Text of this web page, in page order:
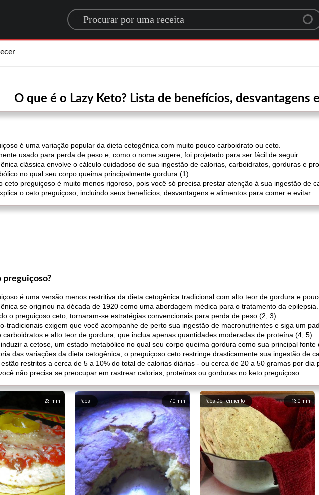
Search for a recipe
O que é o Lazy Keto? Lista de benefícios, desvantagens
é uma variação popular da dieta cetogênica com muito pouco carboidrato ou ceto.
usado para perda de peso e, como o nome sugere, foi projetado para ser fácil de seguir.
clássica envolve o cálculo cuidadoso de sua ingestão de calorias, carboidratos, gorduras e
no qual seu corpo queima principalmente gordura (1).
ceto preguiçoso é muito menos rigoroso, pois você só precisa prestar atenção à sua ingestão de
o ceto preguiçoso, incluindo seus benefícios, desvantagens e alimentos para comer e evitar.
preguiçoso?
é uma versão menos restritiva da dieta cetogênica tradicional com alto teor de gordura e
se originou na década de 1920 como uma abordagem médica para o tratamento da
o preguiçoso ceto, tornaram-se estratégias convencionais para perda de peso (2, 3).
tradicionais exigem que você acompanhe de perto sua ingestão de macronutrientes e siga um
carboidratos e alto teor de gordura, que inclua apenas quantidades moderadas de proteína (4, 5).
a cetose, um estado metabólico no qual seu corpo queima gordura como sua principal fonte
das variações da dieta cetogênica, o preguiçoso ceto restringe drasticamente sua ingestão de
restritos a cerca de 5 a 10% do total de calorias diárias - ou cerca de 20 a 50 gramas por dia
não precisa se preocupar em rastrear calorias, proteínas ou gorduras no keto preguiçoso.
23 min 70 min
Pães 130 min
Pães De Fermento